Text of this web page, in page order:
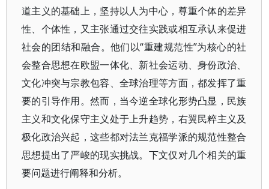
道主义的基础上，坚持以人为中心，尊重个体的差异
性、个体性，又主张通过交往实践或相互承认来促进
社会的团结和融合。他们以“重建规范性”为核心的社
会整合思想在欧盟一体化、新社会运动、身份政治、
文化冲突与宗教包容、全球治理等方面，都发挥了重
要的引导作用。然而，当今逆全球化形势凸显，民族
主义和文化保守主义处于上升趋势，右翼民粹主义及
极化政治兴起，这些都对法兰克福学派的规范性整合
思想提出了严峻的现实挑战。下文仅对几个相关的重
要问题进行阐释和分析。